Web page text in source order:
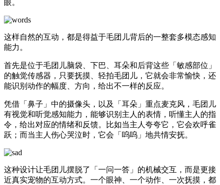
眼。
这样自然的互动，都是得益于毛团儿背后的一整套多模态感知
能力。
首先是位于毛团儿脑袋、下巴、耳朵和后背这些「敏感部位」
的触觉传感器，只要抚摸、轻拍毛团儿，它就会非常愉快，还
能识别动作的幅度、方向，给出不一样的反应。
凭借「鼻子」中的摄像头，以及「耳朵」重点麦克风，毛团儿
有视觉和听觉感知能力，能够识别主人的表情，听懂主人的指
令，给出对应的情绪和反馈。比如当主人夸夸它，它会欢呼雀
跃；而当主人伤心哭泣时，它会「呜呜」地共情安抚。
这种设计让毛团儿摆脱了「一问一答」的机械交互，而是更接
近真实宠物的互动方式。一个眼神、一个动作、一次抚摸，都